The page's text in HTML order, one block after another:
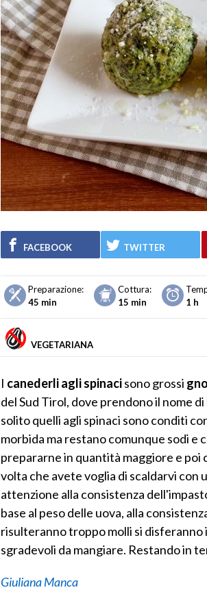
FACEBOOK TWITTER
Preparazione:
45 min
Cottura:
15 min
1 h
VEGETARIANA
I canederli agli spinacisono grossi
del Sud Tirol, dove prendono il nome di
solito quelli agli spinaci sono conditi
morbida ma restano comunque sodi
prepararne in quantità maggiore e
volta che avete voglia di scaldarvi
attenzione alla consistenza
base al peso delle uova, alla
risulteranno troppo molli si
sgradevoli da mangiare. Restando in
Giuliana Manca